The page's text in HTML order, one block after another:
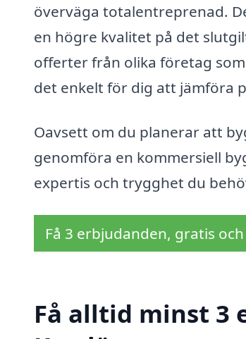
överväga totalentreprenad.
en högre kvalitet på det
offerter från olika företag
det enkelt för dig att jämföra
Oavsett om du planerar att
genomföra en kommersiell
expertis och trygghet du
Få 3 erbjudanden, gratis
Få alltid minst 3